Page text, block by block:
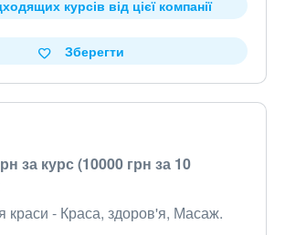
курсів від цієї компанії
Зберегти
за курс (10000 грн за 10
краси - Краса, здоров'я, Масаж.